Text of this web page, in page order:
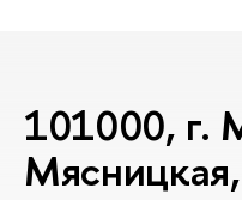
101000, г.